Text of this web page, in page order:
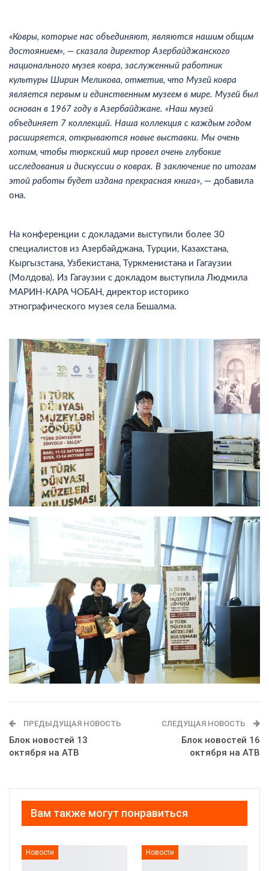
«Ковры, которые нас объединяют, являются нашим общим
достоянием», — сказала директор Азербайджанского
национального музея ковра, заслуженный работник
культуры Ширин Меликова, отметив, что Музей ковра
является первым и единственным музеем в мире. Музей был
основан в 1967 году в Азербайджане. «Наш музей
объединяет 7 коллекций. Наша коллекция с каждым годом
расширяется, открываются новые выставки. Мы очень
хотим, чтобы тюркский мир провел очень глубокие
исследования и дискуссии о коврах. В заключение по итогам
этой работы будет издана прекрасная книга», — добавила
она.
На конференции с докладами выступили более 30
специалистов из Азербайджана, Турции, Казахстана,
Кыргызстана, Узбекистана, Туркменистана и Гагаузии
(Молдова). Из Гагаузии с докладом выступила Людмила
МАРИН-КАРА ЧОБАН, директор историко
этнографического музея села Бешалма.
ПРЕДЫДУЩАЯ НОВОСТЬ
Блок новостей 13
октября на АТВ
СЛЕДУЩАЯ НОВОСТЬ
Блок новостей 16
октября на АТВ
Вам также могут понравиться
Новости Новости